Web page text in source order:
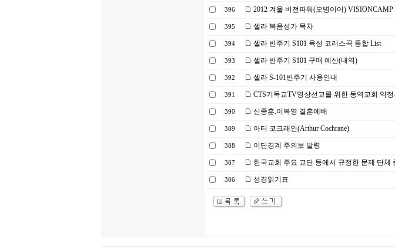
396 2012 겨울 비전파워(오병이어)
395 셀라 복음성가 목차
394 셀라 반주기 S101 육성 코러스곡 통합 List
393 셀라 반주기 S101 구매 예산(내역)
392 셀라 S-101반주기 사용안내
391 CTS기독교TV영상선교를 위한 동역교회 약정
390 신종훈.이복영 결혼예배
389 아터 코크래인(Arthur Cochrane)
388 이단경계 주의보 발령
387 한국교회 주요 교단 등에서 규정한 문제 단체
386 성경읽기표